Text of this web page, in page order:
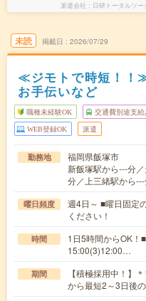
派遣会社 日研トータルソ
未読 掲載日 2026/07/29
≪ジモトで時短！！
お手伝いなど
職種未経験OK 交通費別途支給
WEB登録OK 派遣
勤務地
福岡県飯塚市
新飯塚駅から---分
分／上三緒駅から
曜日頻度
週4日～ ■曜日固定
ください！
時間
1日5時間からOK！
15:00(3)12:00…
期間
【積極採用中！】
から最短2～3日後